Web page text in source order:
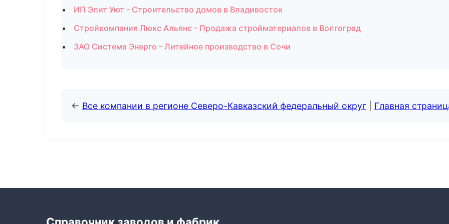
ИП Элит Уют - Строительство домов в Владивосток
Стройкомпания Люкс Альянс - Продажа стройматериалов в Волгоград
ЗАО Система Энерго - Литейное производство в Сочи
← Все компании в регионе Северо-Кавказский федеральный округ Главная